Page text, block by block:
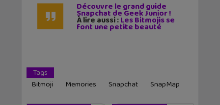
Découvre le grand guide
Snapchat de Geek Junior !
À lire aussi :Les Bitmojis se
font une petite beauté
Tags
Bitmoji
Memories Snapchat SnapMap